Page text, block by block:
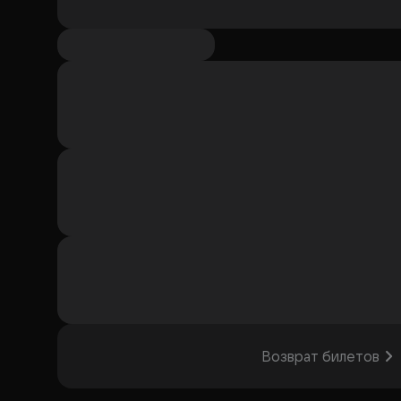
Возврат билетов